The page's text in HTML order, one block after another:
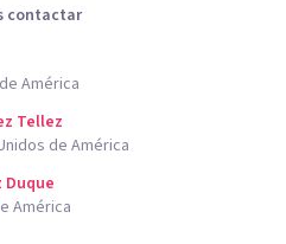
contactar
América
Tellez
de América
Duque
América